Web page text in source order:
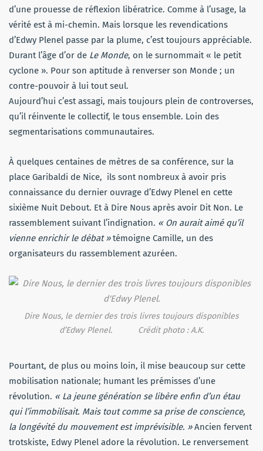
d’une prouesse de réflexion libératrice. Comme à l’usage, la
vérité est à mi-chemin. Mais lorsque les revendications
d’Edwy Plenel passe par la plume, c’est toujours appréciable.
Durant l’âge d’or de Le Monde, on le surnommait « le petit
cyclone ». Pour son aptitude à renverser son Monde ; un
contre-pouvoir à lui tout seul.
Aujourd’hui c’est assagi, mais toujours plein de controverses,
qu’il réinvente le collectif, le tous ensemble. Loin des
segmentarisations communautaires.
À quelques centaines de mètres de sa conférence, sur la
place Garibaldi de Nice, ils sont nombreux à avoir pris
connaissance du dernier ouvrage d’Edwy Plenel en cette
sixième Nuit Debout. Et à Dire Nous après avoir Dit Non. Le
rassemblement suivant l’indignation. « On aurait aimé qu’il
vienne enrichir le débat »témoigne Camille, un des
organisateurs du rassemblement azuréen.
Dire Nous, le dernier des trois livres toujours disponibles
d’Edwy Plenel. Crédit photo : A.K.
Pourtant, de plus ou moins loin, il mise beaucoup sur cette
mobilisation nationale; humant les prémisses d’une
révolution. « La jeune génération se libère enfin d’un étau
qui l’immobilisait. Mais tout comme sa prise de conscience,
la longévité du mouvement est imprévisible. »Ancien fervent
trotskiste, Edwy Plenel adore la révolution. Le renversement